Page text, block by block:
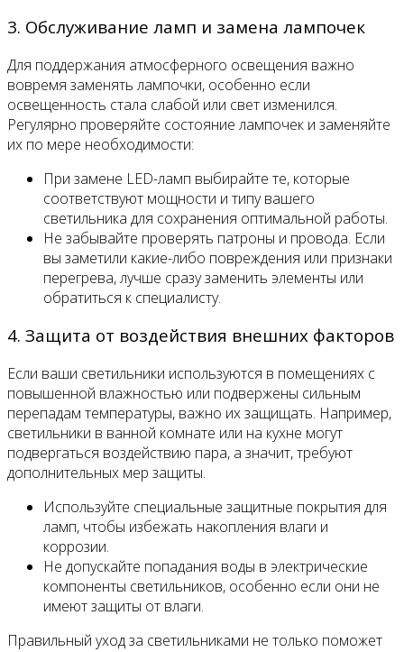
3. Обслуживание ламп и замена лампочек
Для поддержания атмосферного освещения важно
вовремя заменять лампочки, особенно если
освещенность стала слабой или свет изменился.
Регулярно проверяйте состояние лампочек и заменяйте
их по мере необходимости:
При замене LED-ламп выбирайте те, которые
соответствуют мощности и типу вашего
светильника для сохранения оптимальной работы.
Не забывайте проверять патроны и провода. Если
вы заметили какие-либо повреждения или признаки
перегрева, лучше сразу заменить элементы или
обратиться к специалисту.
4. Защита от воздействия внешних факторов
Если ваши светильники используются в помещениях с
повышенной влажностью или подвержены сильным
перепадам температуры, важно их защищать. Например,
светильники в ванной комнате или на кухне могут
подвергаться воздействию пара, а значит, требуют
дополнительных мер защиты.
Используйте специальные защитные покрытия для
ламп, чтобы избежать накопления влаги и
коррозии.
Не допускайте попадания воды в электрические
компоненты светильников, особенно если они не
имеют защиты от влаги.
Правильный уход за светильниками не только поможет